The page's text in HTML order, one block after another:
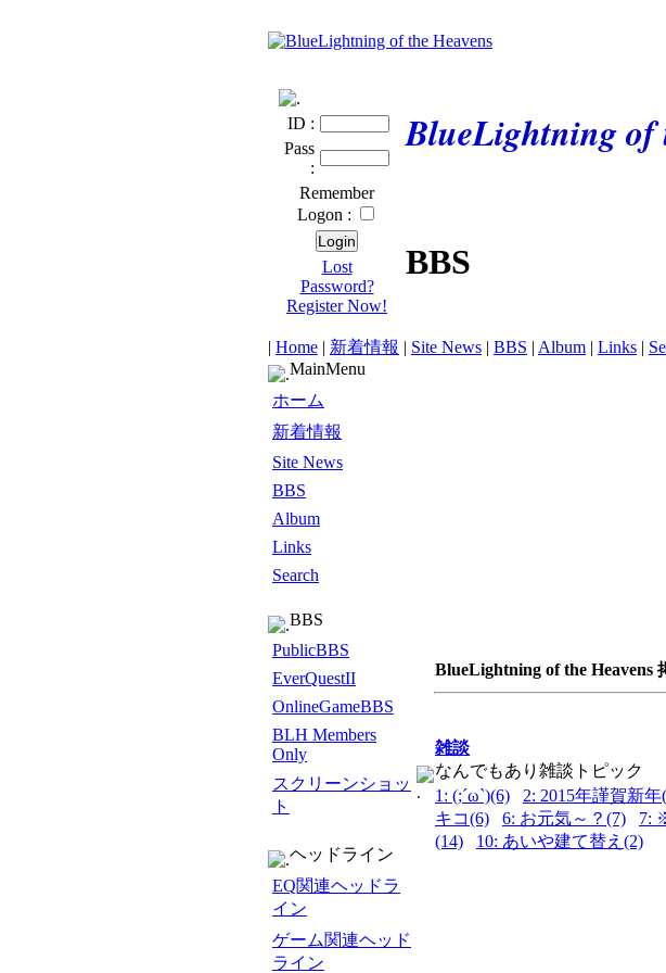
ID :
Pass
:
Remember
Logon :
Lost
Password?
Register Now!
BlueLightning of
BBS
| Home | 新着情報 | Site News | BBS | Album | Links |
MainMenu
ホーム
新着情報
Site News
BBS
Album
Links
Search
BBS
PublicBBS
EverQuestII
OnlineGameBBS
BLH Members
Only
スクリーンショッ
ト
ヘッドライン
EQ関連ヘッドラ
イン
ゲーム関連ヘッド
ライン
BlueLightning of the Heavens
雑談
なんでもあり雑談トピック
1: (;´ω`)(6)
2: 2015年謹賀新年
キコ(6)
6: お元気～？(7) 7:
(14)
10: あいや建て替え(2)